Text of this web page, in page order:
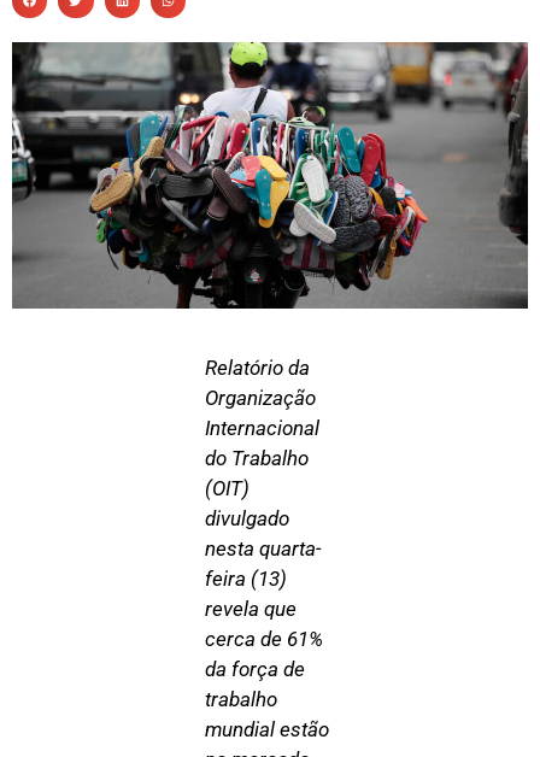
Relatório da
Organização
Internacional
do Trabalho
(OIT)
divulgado
nesta quarta-
feira (13)
revela que
cerca de 61%
da força de
trabalho
mundial estão